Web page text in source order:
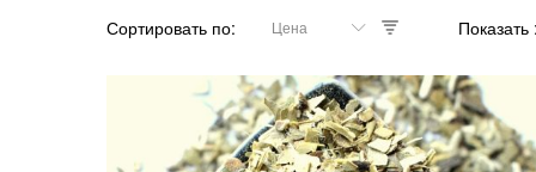
Сортировать по Цена Показать